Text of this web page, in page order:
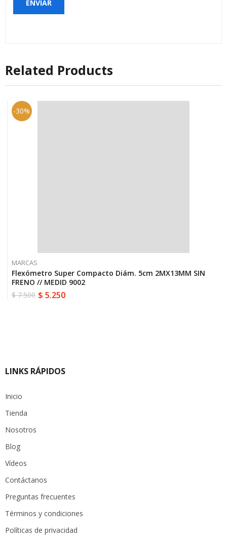
Related Products
-30%
MARCAS
Flexómetro Super Compacto Diám. 5cm 2MX13MM SIN
FRENO // MEDID 9002
$7.500
El $ 5.250
El
LINKS RÁPIDOS
Inicio
Tienda
Nosotros
Blog
Vídeos
Contáctanos
Preguntas frecuentes
Términos y condiciones
Políticas de privacidad